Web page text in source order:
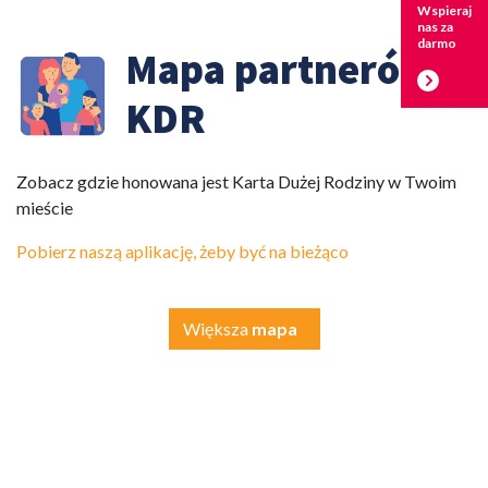
Mapa partnerów
KDR
Zobacz gdzie honowana jest Karta Dużej Rodziny w Twoim
mieście
Pobierz naszą aplikację, żeby być na bieżąco
Większa mapa
Wspieraj
nas za
darmo